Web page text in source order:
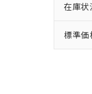
在庫状
標準